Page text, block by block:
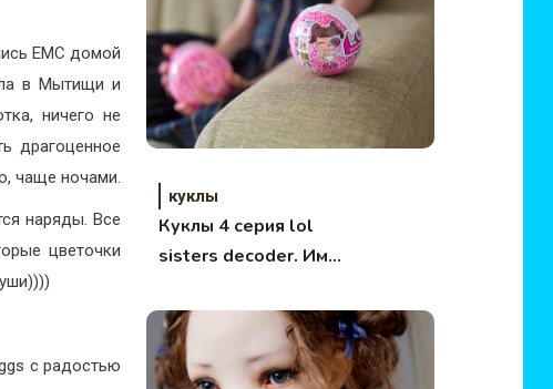
ЕМС домой
в Мытищи и
ничего не
драгоценное
чаще ночами.
наряды. Все
цветочки
с радостью
куклы
Куклы 4 серия lol
sisters decoder. Имя
куклы Series 4 L.O.L
Surprise Sisters